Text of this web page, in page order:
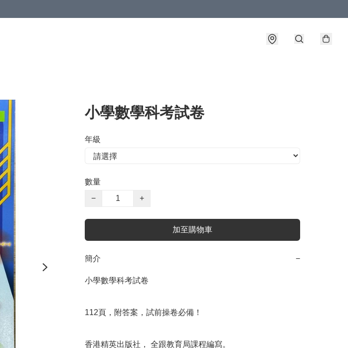
小學數學科考試卷
年級
數量
−
+
加至購物車
簡介 −
小學數學科考試卷
112頁，附答案，試前操卷必備！
香港精英出版社， 全跟教育局課程編寫。